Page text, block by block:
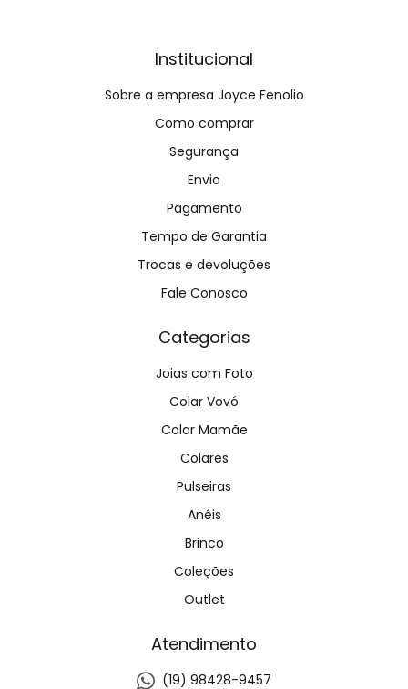
Institucional
Sobre a empresa Joyce Fenolio
Como comprar
Segurança
Envio
Pagamento
Tempo de Garantia
Trocas e devoluções
Fale Conosco
Categorias
Joias com Foto
Colar Vovó
Colar Mamãe
Colares
Pulseiras
Anéis
Brinco
Coleções
Outlet
Atendimento
(19) 98428-9457